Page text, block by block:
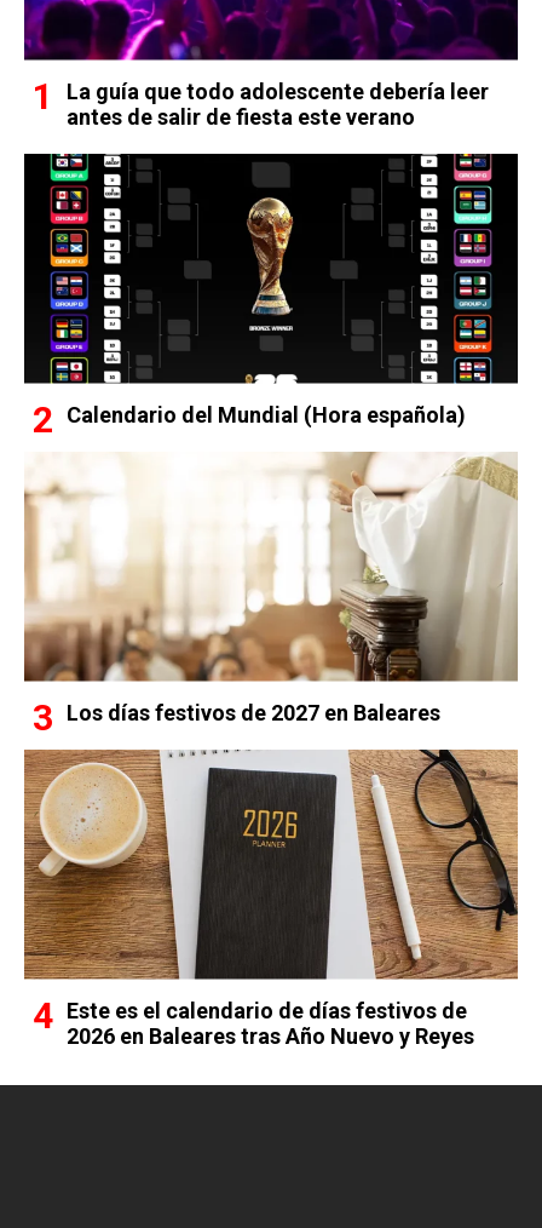
La guía que todo adolescente debería leer
antes de salir de fiesta este verano
Calendario del Mundial (Hora española)
Los días festivos de 2027 en Baleares
Este es el calendario de días festivos de
2026 en Baleares tras Año Nuevo y Reyes